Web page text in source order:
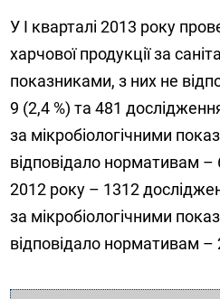
У І кварталі 2013 року
харчової продукції за
показниками, з них не
9 (2,4 %) та 481
за мікробіологічними
відповідало нормативам –
2012 року – 1312
за мікробіологічними
відповідало нормативам –